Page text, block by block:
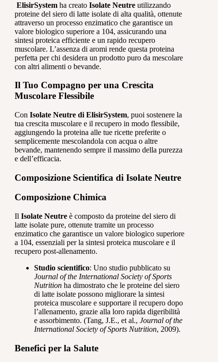
ElisirSystem ha creato Isolate Neutre utilizzando
proteine del siero di latte isolate di alta qualità, ottenute
attraverso un processo enzimatico che garantisce un
valore biologico superiore a 104, assicurando una
sintesi proteica efficiente e un rapido recupero
muscolare. L’assenza di aromi rende questa proteina
perfetta per chi desidera un prodotto puro da mescolare
con altri alimenti o bevande.
Il Tuo Compagno per una Crescita
Muscolare Flessibile
Con Isolate Neutre di ElisirSystem, puoi sostenere la
tua crescita muscolare e il recupero in modo flessibile,
aggiungendo la proteina alle tue ricette preferite o
semplicemente mescolandola con acqua o altre
bevande, mantenendo sempre il massimo della purezza
e dell’efficacia.
Composizione Scientifica di Isolate Neutre
Composizione Chimica
Il Isolate Neutre è composto da proteine del siero di
latte isolate pure, ottenute tramite un processo
enzimatico che garantisce un valore biologico superiore
a 104, essenziali per la sintesi proteica muscolare e il
recupero post-allenamento.
Studio scientifico: Uno studio pubblicato su
Journal of the International Society of Sports
Nutrition ha dimostrato che le proteine del siero
di latte isolate possono migliorare la sintesi
proteica muscolare e supportare il recupero dopo
l’allenamento, grazie alla loro rapida digeribilità
e assorbimento. (Tang, J.E., et al., Journal of the
International Society of Sports Nutrition, 2009).
Benefici per la Salute